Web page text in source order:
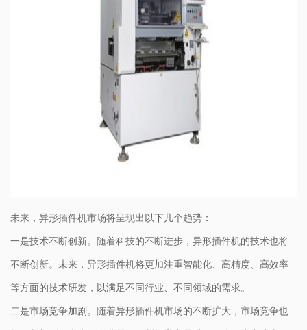
未来，异形插件机市场将呈现出以下几个趋势：
一是技术不断创新。随着科技的不断进步，异形插件机的技术也将
不断创新。未来，异形插件机将更加注重智能化、高精度、高效率
等方面的技术研发，以满足不同行业、不同领域的需求。
二是市场竞争加剧。随着异形插件机市场的不断扩大，市场竞争也